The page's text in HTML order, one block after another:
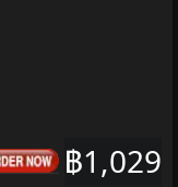
฿1,029